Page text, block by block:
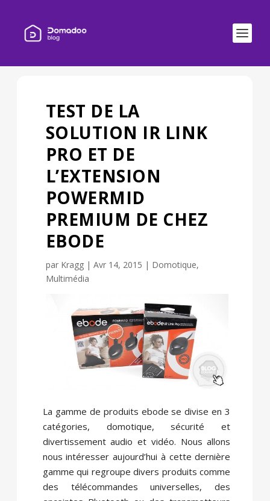
TEST DE LA
SOLUTION IR LINK
PRO ET DE
L’EXTENSION
POWERMID
PREMIUM DE CHEZ
EBODE
par Kragg| Avr 14, 2015 | Domotique,
Multimédia
La gamme de produits ebode se divise en 3
catégories, domotique, sécurité et
divertissement audio et vidéo. Nous allons
nous intéresser aujourd’hui à cette dernière
gamme qui regroupe divers produits comme
des télécommandes universelles, des